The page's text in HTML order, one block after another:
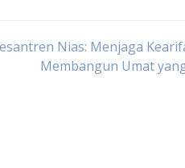
Nias: Menjaga
Membangun Umat